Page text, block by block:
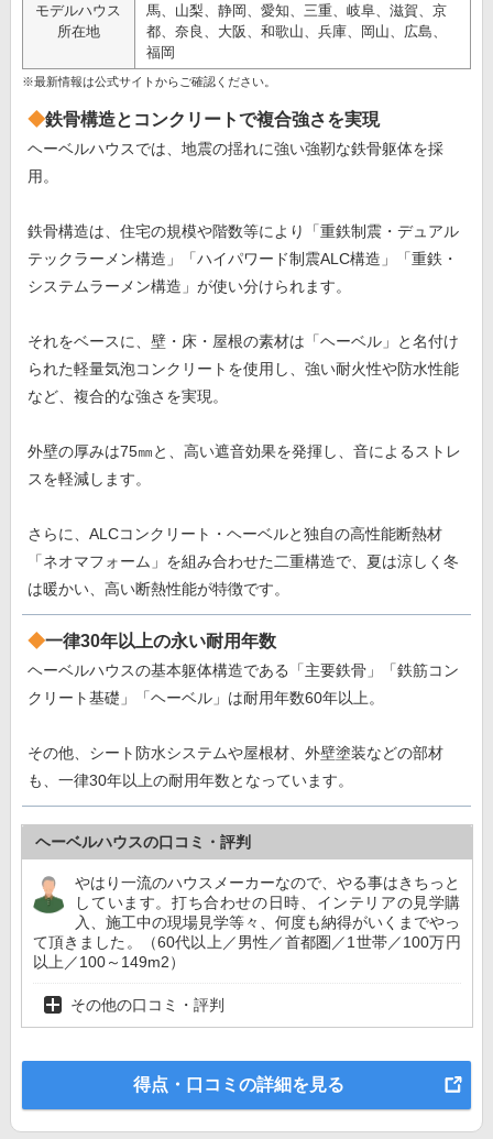
モデルハウス
所在地
馬、山梨、静岡、愛知、三重、岐阜、滋賀、京
都、奈良、大阪、和歌山、兵庫、岡山、広島、
福岡
※最新情報は公式サイトからご確認ください。
鉄骨構造とコンクリートで複合強さを実現
ヘーベルハウスでは、地震の揺れに強い強靭な鉄骨躯体を採
用。
鉄骨構造は、住宅の規模や階数等により「重鉄制震・デュアル
テックラーメン構造」「ハイパワード制震ALC構造」「重鉄・
システムラーメン構造」が使い分けられます。
それをベースに、壁・床・屋根の素材は「ヘーベル」と名付け
られた軽量気泡コンクリートを使用し、強い耐火性や防水性能
など、複合的な強さを実現。
外壁の厚みは75㎜と、高い遮音効果を発揮し、音によるストレ
スを軽減します。
さらに、ALCコンクリート・ヘーベルと独自の高性能断熱材
「ネオマフォーム」を組み合わせた二重構造で、夏は涼しく冬
は暖かい、高い断熱性能が特徴です。
一律30年以上の永い耐用年数
ヘーベルハウスの基本躯体構造である「主要鉄骨」「鉄筋コン
クリート基礎」「ヘーベル」は耐用年数60年以上。
その他、シート防水システムや屋根材、外壁塗装などの部材
も、一律30年以上の耐用年数となっています。
ヘーベルハウスの口コミ・評判
やはり一流のハウスメーカーなので、やる事はきちっと
しています。打ち合わせの日時、インテリアの見学購
入、施工中の現場見学等々、何度も納得がいくまでやっ
て頂きました。（60代以上／男性／首都圏／1世帯／100万円
以上／100～149m2）
その他の口コミ・評判
得点・口コミの詳細を見る